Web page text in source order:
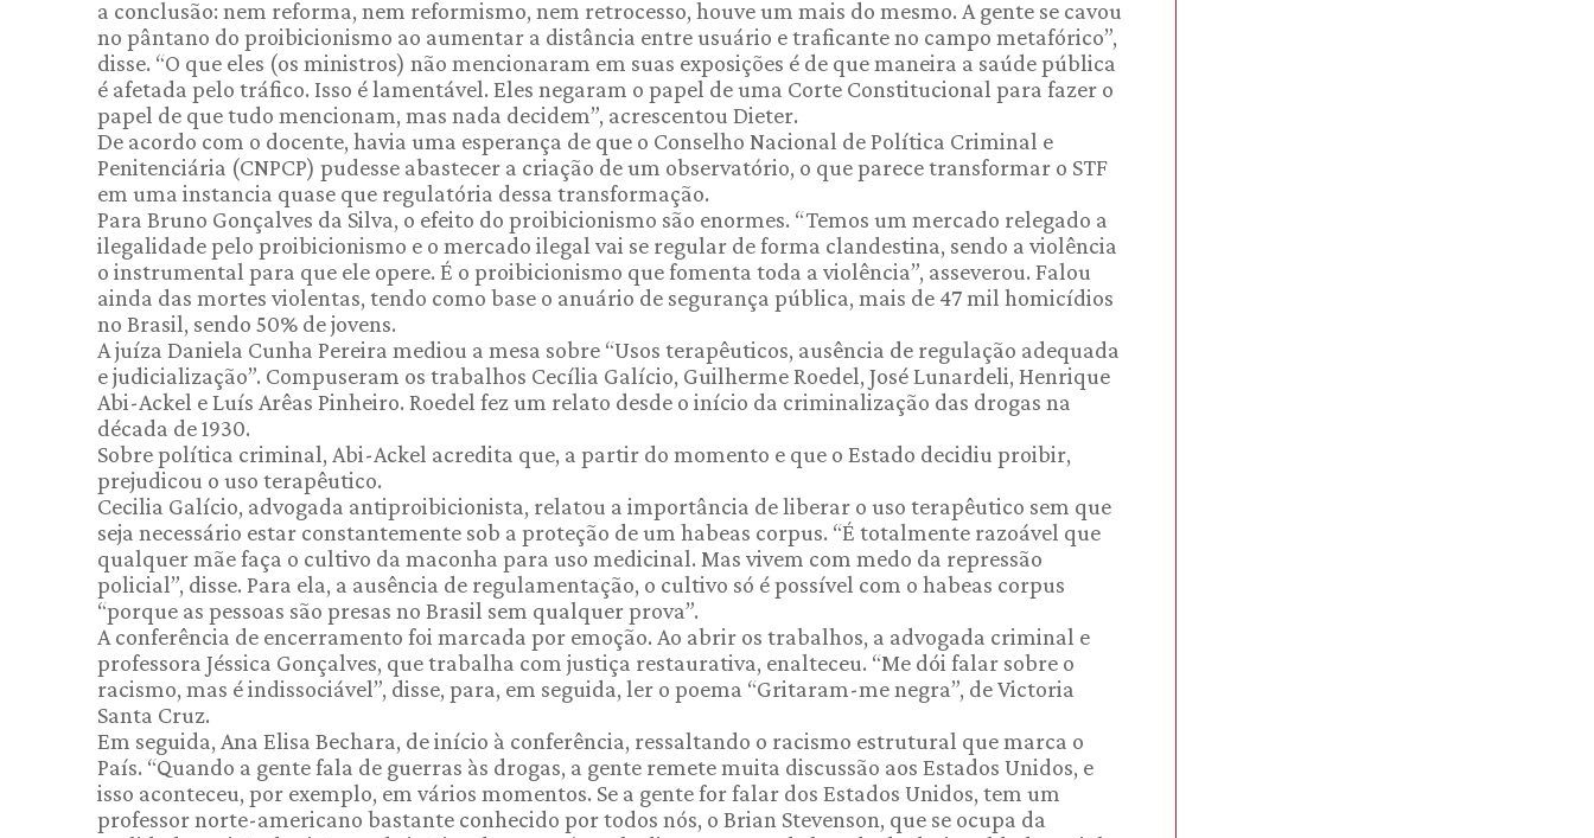
a conclusão: nem reforma, nem reformismo, nem retrocesso, houve um mais do mesmo. A gente se cavou
no pântano do proibicionismo ao aumentar a distância entre usuário e traficante no campo metafórico”,
disse. “O que eles (os ministros) não mencionaram em suas exposições é de que maneira a saúde pública
é afetada pelo tráfico. Isso é lamentável. Eles negaram o papel de uma Corte Constitucional para fazer o
papel de que tudo mencionam, mas nada decidem”, acrescentou Dieter.
De acordo com o docente, havia uma esperança de que o Conselho Nacional de Política Criminal e
Penitenciária (CNPCP) pudesse abastecer a criação de um observatório, o que parece transformar o STF
em uma instancia quase que regulatória dessa transformação.
Para Bruno Gonçalves da Silva, o efeito do proibicionismo são enormes. “Temos um mercado relegado a
ilegalidade pelo proibicionismo e o mercado ilegal vai se regular de forma clandestina, sendo a violência
o instrumental para que ele opere. É o proibicionismo que fomenta toda a violência”, asseverou. Falou
ainda das mortes violentas, tendo como base o anuário de segurança pública, mais de 47 mil homicídios
no Brasil, sendo 50% de jovens.
A juíza Daniela Cunha Pereira mediou a mesa sobre “Usos terapêuticos, ausência de regulação adequada
e judicialização”. Compuseram os trabalhos Cecília Galício, Guilherme Roedel, José Lunardeli, Henrique
Abi-Ackel e Luís Arêas Pinheiro. Roedel fez um relato desde o início da criminalização das drogas na
década de 1930.
Sobre política criminal, Abi-Ackel acredita que, a partir do momento e que o Estado decidiu proibir,
prejudicou o uso terapêutico.
Cecilia Galício, advogada antiproibicionista, relatou a importância de liberar o uso terapêutico sem que
seja necessário estar constantemente sob a proteção de um habeas corpus. “É totalmente razoável que
qualquer mãe faça o cultivo da maconha para uso medicinal. Mas vivem com medo da repressão
policial”, disse. Para ela, a ausência de regulamentação, o cultivo só é possível com o habeas corpus
“porque as pessoas são presas no Brasil sem qualquer prova”.
A conferência de encerramento foi marcada por emoção. Ao abrir os trabalhos, a advogada criminal e
professora Jéssica Gonçalves, que trabalha com justiça restaurativa, enalteceu. “Me dói falar sobre o
racismo, mas é indissociável”, disse, para, em seguida, ler o poema “Gritaram-me negra”, de Victoria
Santa Cruz.
Em seguida, Ana Elisa Bechara, de início à conferência, ressaltando o racismo estrutural que marca o
País. “Quando a gente fala de guerras às drogas, a gente remete muita discussão aos Estados Unidos, e
isso aconteceu, por exemplo, em vários momentos. Se a gente for falar dos Estados Unidos, tem um
professor norte-americano bastante conhecido por todos nós, o Brian Stevenson, que se ocupa da